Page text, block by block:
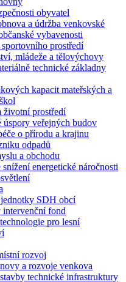
obyvatel
a údržba venkovské
vybavenosti
prostředí
mládeže a tělovýchovy
technické základny
kapacit mateřských a
životní prostředí
úspory veřejných budov
o přírodu a krajinu
odpadů
a obchodu
energetické náročnosti
SDH obcí
intervenční fond
pro lesní
rozvoj
a rozvoje venkova
technické infrastruktury